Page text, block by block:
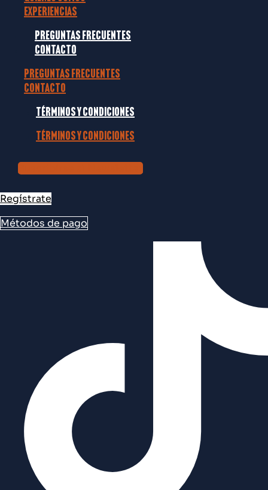
Experiencias
Preguntas frecuentes
Contacto
Preguntas frecuentes
Contacto
Términos y condiciones
Términos y condiciones
Suscribirse al Newsletter
Regístrate
Métodos de pago